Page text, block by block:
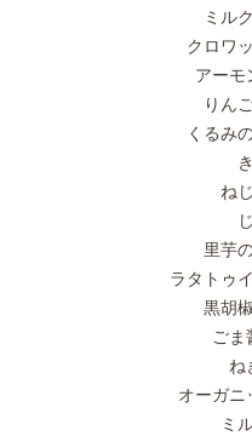
ミル
クロワ
アーモ
りん
くるみ
き
ねじ
じ
里芋
ラタトゥ
黒胡
ごま
ね
オーガニ
ミル